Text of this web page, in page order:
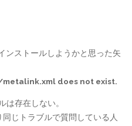
ンストールしようかと思った矢
does not exist.
存在しない。
じトラブルで質問している人